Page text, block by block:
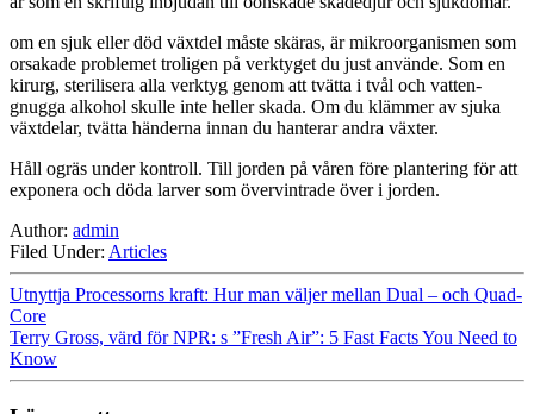
om en sjuk eller död växtdel måste skäras, är mikroorganismen som
orsakade problemet troligen på verktyget du just använde. Som en
kirurg, sterilisera alla verktyg genom att tvätta i tvål och vatten-
gnugga alkohol skulle inte heller skada. Om du klämmer av sjuka
växtdelar, tvätta händerna innan du hanterar andra växter.
Håll ogräs under kontroll. Till jorden på våren före plantering för att
exponera och döda larver som övervintrade över i jorden.
Author: admin
Filed Under: Articles
Utnyttja Processorns kraft: Hur man väljer mellan Dual – och Quad-
Core
Terry Gross, värd för NPR: s ”Fresh Air”: 5 Fast Facts You Need to
Know